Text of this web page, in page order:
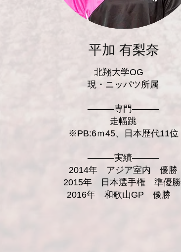
平加 有梨奈
​北翔大学OG
現・ニッパツ所属
―――専門―――
走幅跳
※PB:6ｍ45、日本歴代11位
―――実績―――
2014年 アジア室内 優勝
2015年 日本選手権 準優勝
2016年 和歌山GP 優勝